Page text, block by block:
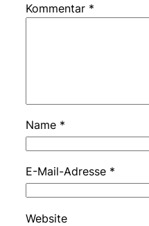
Kommentar *
Name *
E-Mail-Adresse *
Website